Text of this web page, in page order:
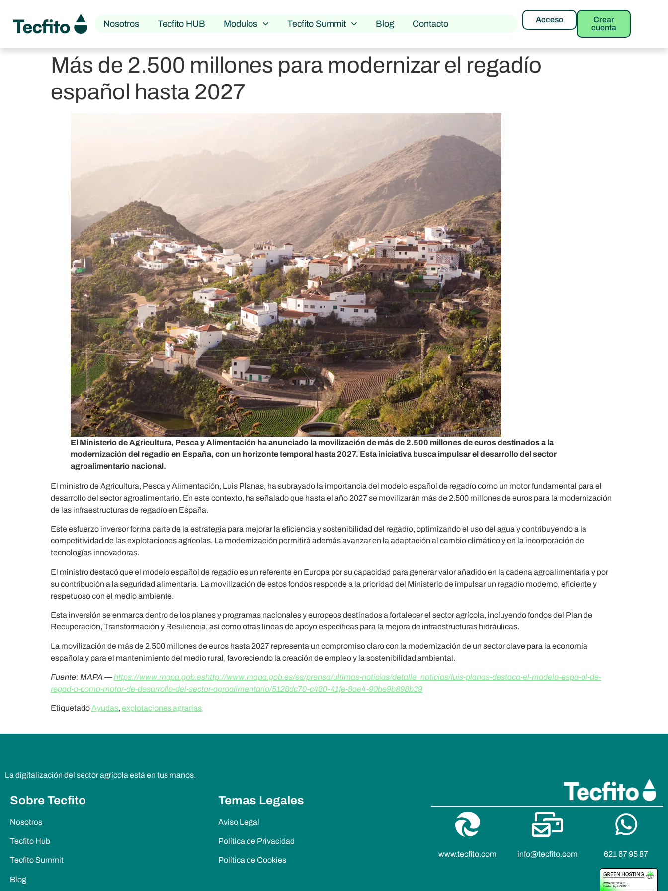
Nosotros Tecfito HUB Modulos Tecfito Summit Blog Contacto Acceso
Crear
cuenta
Más de 2.500 millones para modernizar el regadío
español hasta 2027
El Ministerio de Agricultura, Pesca y Alimentación ha anunciado la movilización de más de 2.500 millones de euros destinados a la
modernización del regadío en España, con un horizonte temporal hasta 2027. Esta iniciativa busca impulsar el desarrollo del sector
agroalimentario nacional.
El ministro de Agricultura, Pesca y Alimentación, Luis Planas, ha subrayado la importancia del modelo español de regadío como un motor fundamental para el
desarrollo del sector agroalimentario. En este contexto, ha señalado que hasta el año 2027 se movilizarán más de 2.500 millones de euros para la modernización
de las infraestructuras de regadío en España.
Este esfuerzo inversor forma parte de la estrategia para mejorar la eficiencia y sostenibilidad del regadío, optimizando el uso del agua y contribuyendo a la
competitividad de las explotaciones agrícolas. La modernización permitirá además avanzar en la adaptación al cambio climático y en la incorporación de
tecnologías innovadoras.
El ministro destacó que el modelo español de regadío es un referente en Europa por su capacidad para generar valor añadido en la cadena agroalimentaria y por
su contribución a la seguridad alimentaria. La movilización de estos fondos responde a la prioridad del Ministerio de impulsar un regadío moderno, eficiente y
respetuoso con el medio ambiente.
Esta inversión se enmarca dentro de los planes y programas nacionales y europeos destinados a fortalecer el sector agrícola, incluyendo fondos del Plan de
Recuperación, Transformación y Resiliencia, así como otras líneas de apoyo específicas para la mejora de infraestructuras hidráulicas.
La movilización de más de 2.500 millones de euros hasta 2027 representa un compromiso claro con la modernización de un sector clave para la economía
española y para el mantenimiento del medio rural, favoreciendo la creación de empleo y la sostenibilidad ambiental.
Fuente: MAPA —https://www.mapa.gob.eshttp://www.mapa.gob.es/es/prensa/ultimas-noticias/detalle_noticias/luis-planas-destaca-el-modelo-espa-ol-de-
regad-o-como-motor-de-desarrollo-del-sector-agroalimentario/5128dc70-c480-41fe-8ae4-90be9b898b39
EtiquetadoAyudas, explotaciones agrarias
La digitalización del sector agrícola está en tus manos.
Sobre Tecfito
Nosotros
Tecfito Hub
Tecfito Summit
Blog
Temas Legales
Aviso Legal
Política de Privacidad
Política de Cookies
www.tecfito.com info@tecfito.com 621 67 95 87